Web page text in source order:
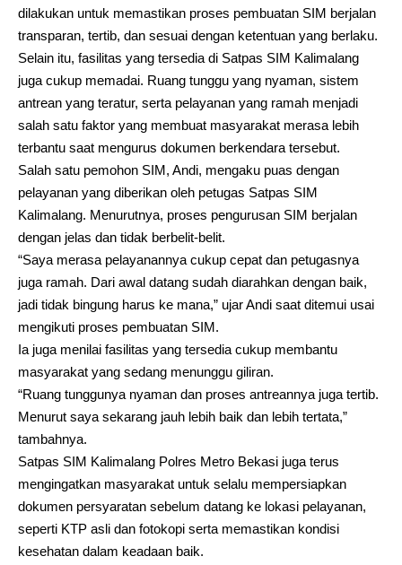
dilakukan untuk memastikan proses pembuatan SIM berjalan
transparan, tertib, dan sesuai dengan ketentuan yang berlaku.
Selain itu, fasilitas yang tersedia di Satpas SIM Kalimalang
juga cukup memadai. Ruang tunggu yang nyaman, sistem
antrean yang teratur, serta pelayanan yang ramah menjadi
salah satu faktor yang membuat masyarakat merasa lebih
terbantu saat mengurus dokumen berkendara tersebut.
Salah satu pemohon SIM, Andi, mengaku puas dengan
pelayanan yang diberikan oleh petugas Satpas SIM
Kalimalang. Menurutnya, proses pengurusan SIM berjalan
dengan jelas dan tidak berbelit-belit.
“Saya merasa pelayanannya cukup cepat dan petugasnya
juga ramah. Dari awal datang sudah diarahkan dengan baik,
jadi tidak bingung harus ke mana,” ujar Andi saat ditemui usai
mengikuti proses pembuatan SIM.
Ia juga menilai fasilitas yang tersedia cukup membantu
masyarakat yang sedang menunggu giliran.
“Ruang tunggunya nyaman dan proses antreannya juga tertib.
Menurut saya sekarang jauh lebih baik dan lebih tertata,”
tambahnya.
Satpas SIM Kalimalang Polres Metro Bekasi juga terus
mengingatkan masyarakat untuk selalu mempersiapkan
dokumen persyaratan sebelum datang ke lokasi pelayanan,
seperti KTP asli dan fotokopi serta memastikan kondisi
kesehatan dalam keadaan baik.